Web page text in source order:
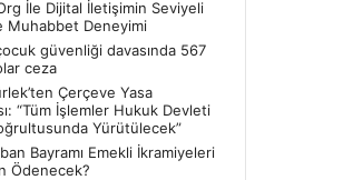
İle Dijital İletişimin Seviyeli
Muhabbet Deneyimi
güvenliği davasında 567
ceza
Çerçeve Yasa
“Tüm İşlemler Hukuk Devleti
Yürütülecek”
Bayramı Emekli İkramiyeleri
Ödenecek?